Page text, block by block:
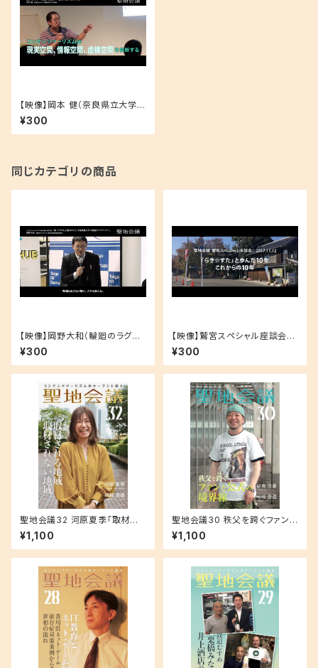
【映像】岡本 健（奈良県立大学
地域創造学部 准教授） 聖地巡
礼セミナー 2017.9.25 コンテン
ツツーリズム、その先へ ―観
¥300
同じカテゴリの商品
【映像】岡野大和（輪廻のラグラ
ンジェ鴨川推進委員会）ラグりん
と鴨川のこと 千葉県鴨川市 ×
輪廻のラグランジェ
¥300
【映像】鷲宮スペシャル座談会！
『らき☆すた』と歩んだ10年 これ
からの10年
¥300
聖地会議32 河原夏季「取材さ
れる地域 取材されない地域」
¥1,100
聖地会議30 秩父を跨ぐファンと
公式の境界線
¥1,100